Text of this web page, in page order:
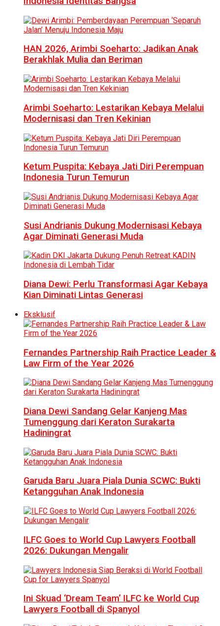
HAN 2026, Arimbi Soeharto: Jadikan Anak
Berakhlak Mulia dan Beriman
Arimbi Soeharto: Lestarikan Kebaya Melalui
Modernisasi dan Tren Kekinian
Ketum Puspita: Kebaya Jati Diri Perempuan
Indonesia Turun Temurun
Susi Andrianis Dukung Modernisasi Kebaya
Agar Diminati Generasi Muda
Diana Dewi: Perlu Transformasi Agar Kebaya
Kian Diminati Lintas Generasi
Eksklusif
Fernandes Partnership Raih Practice Leader &
Law Firm of the Year 2026
Diana Dewi Sandang Gelar Kanjeng Mas
Tumenggung dari Keraton Surakarta
Hadiningrat
Garuda Baru Juara Piala Dunia SCWC: Bukti
Ketangguhan Anak Indonesia
ILFC Goes to World Cup Lawyers Football
2026: Dukungan Mengalir
Ini Skuad ‘Dream Team’ ILFC ke World Cup
Lawyers Football di Spanyol